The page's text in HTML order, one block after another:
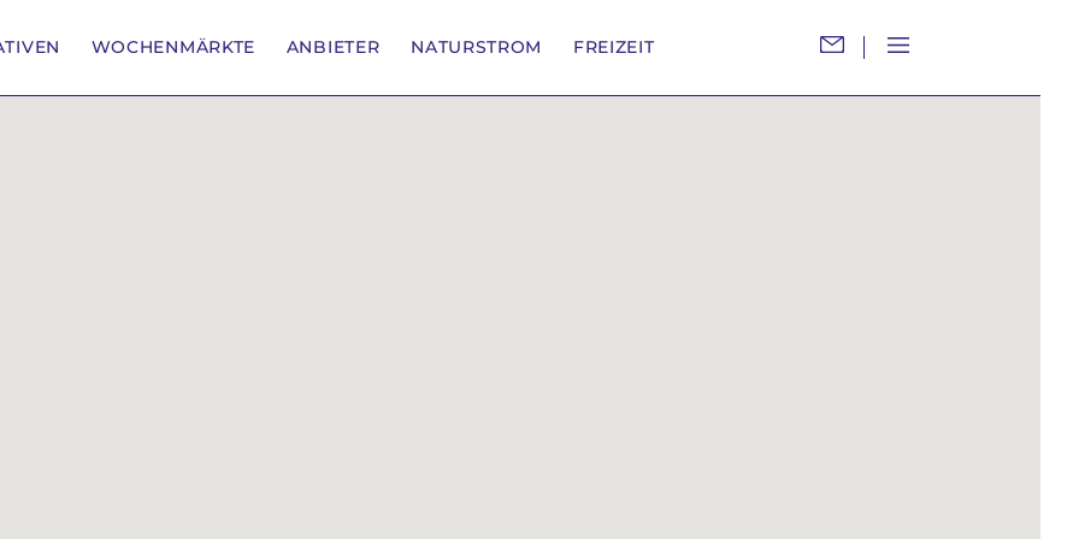
WOCHENMÄRKTE ANBIETER NATURSTROM FREIZEIT